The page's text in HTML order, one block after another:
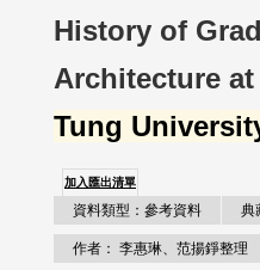
History of
Architecture at
Tung
加入匯出清單
資料類型：參考資料 典
作者： 李惠琳、范揚錚整理